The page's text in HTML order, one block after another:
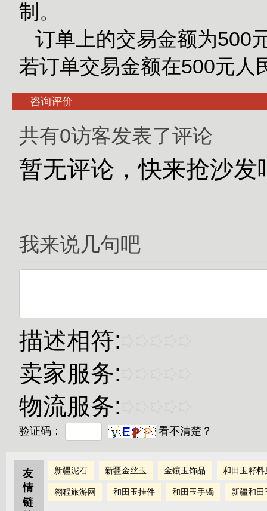
制。
订单上的交易金额为500
若订单交易金额在500元人
咨询评价
共有0访客发表了评论
暂无评论，快来抢沙发
我来说几句吧
描述相符:
卖家服务:
物流服务:
验证码： 看不清楚？
友
情
链
新疆泥石 新疆金丝玉 金镶玉饰品 和田玉籽料
翱程旅游网 和田玉挂件 和田玉手镯 新疆和田